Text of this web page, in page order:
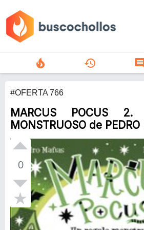
search
person
add
Menu
local_fire_department history comment
#OFERTA 766
MARCUS POCUS 2.
MONSTRUOSO de
0